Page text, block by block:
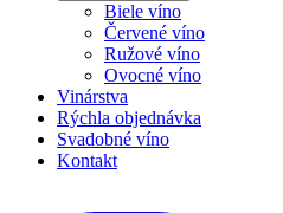
Biele víno
Červené víno
Ružové víno
Ovocné víno
Vinárstva
Rýchla objednávka
Svadobné víno
Kontakt